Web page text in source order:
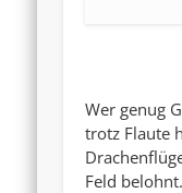
Wer genug
trotz Flaute
Feld belohnt.